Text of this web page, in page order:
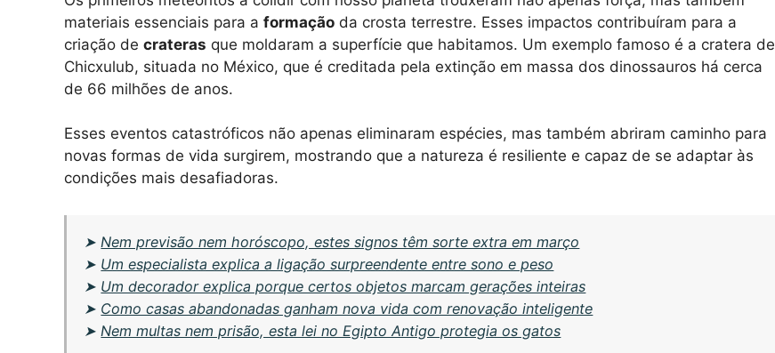
materiais essenciais para a formação da crosta terrestre. Esses impactos contribuíram para a
criação de crateras que moldaram a superfície que habitamos. Um exemplo famoso é a cratera de
Chicxulub, situada no México, que é creditada pela extinção em massa dos dinossauros há cerca
de 66 milhões de anos.
Esses eventos catastróficos não apenas eliminaram espécies, mas também abriram caminho para
novas formas de vida surgirem, mostrando que a natureza é resiliente e capaz de se adaptar às
condições mais desafiadoras.
➤ Nem previsão nem horóscopo, estes signos têm sorte extra em março
➤ Um especialista explica a ligação surpreendente entre sono e peso
➤ Um decorador explica porque certos objetos marcam gerações inteiras
➤ Como casas abandonadas ganham nova vida com renovação inteligente
➤ Nem multas nem prisão, esta lei no Egipto Antigo protegia os gatos